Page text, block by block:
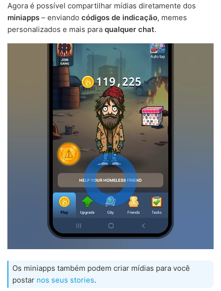
Agora é possível compartilhar mídias diretamente dos
miniapps – enviando códigos de indicação, memes
personalizados e mais para qualquer chat.
Os miniapps também podem criar mídias para você
postar nos seus stories.